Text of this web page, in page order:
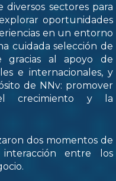
sectores para
oportunidades
en un entorno
cuidada selección de
gracias al apoyo de
e internacionales, y
de NNv: promover
crecimiento y la
dos momentos de
entre los